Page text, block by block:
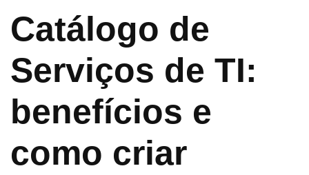
Catálogo de
Serviços de TI:
benefícios e
como criar